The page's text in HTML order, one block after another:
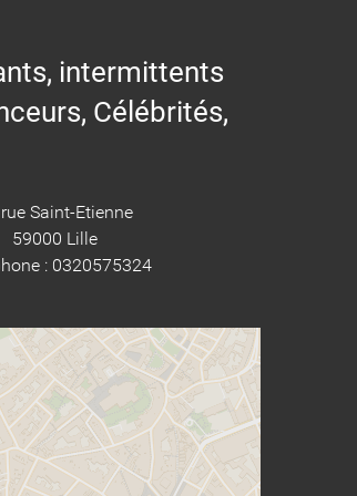
intermittents
Célébrités,
Saint-Etienne
59000 Lille
: 0320575324